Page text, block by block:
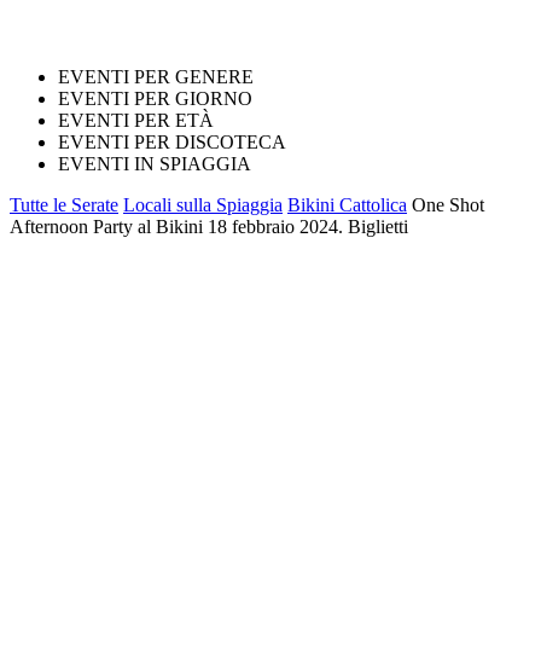
EVENTI PER GENERE
EVENTI PER GIORNO
EVENTI PER ETÀ
EVENTI PER DISCOTECA
EVENTI IN SPIAGGIA
Tutte le Serate Locali sulla Spiaggia Bikini Cattolica One Shot
Afternoon Party al Bikini 18 febbraio 2024. Biglietti